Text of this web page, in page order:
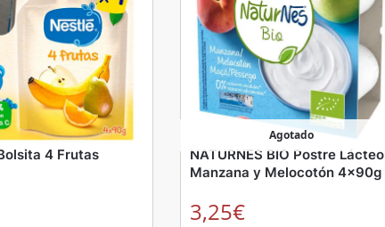
4 Frutas
Agotado
NATURNES BIO Postre Lácteo
Manzana y Melocotón 4x90g
3,25€